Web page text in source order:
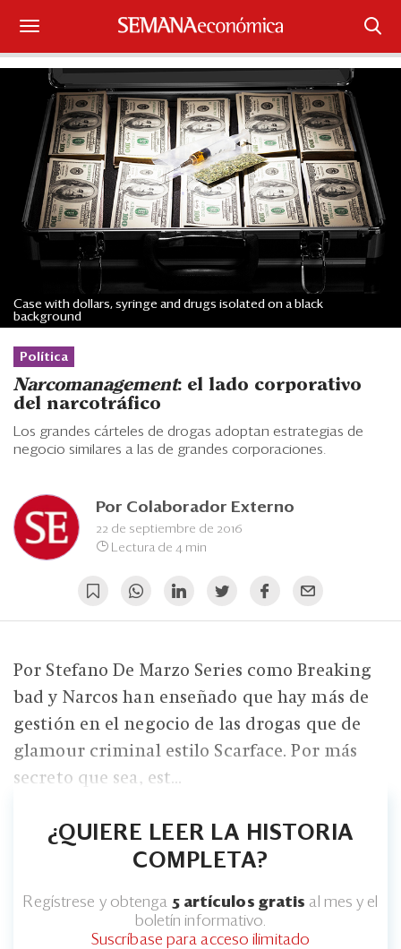
Suscríbase
Iniciar sesión
Portada
¿Qué está pasando?
Sectores y Empresas
Management
Economía y Finanzas
Legal y Política
Eventos
Blogs
Edición Impresa
Política
Narcomanagement: el lado corporativo
del narcotráfico
Los grandes cárteles de drogas adoptan estrategias de
negocio similares a las de grandes corporaciones.
Por Colaborador Externo
22 de septiembre de 2016
Lectura de 4 min
Case with dollars, syringe and drugs isolated on a black
background
Por Stefano De Marzo Series como Breaking
bad y Narcos han enseñado que hay más de
gestión en el negocio de las drogas que de
glamour criminal estilo Scarface. Por más
secreto que sea, est...
¿QUIERE LEER LA HISTORIA
COMPLETA?
Regístrese y obtenga 5 artículos gratis al mes y el
boletín informativo.
Suscríbase para acceso ilimitado